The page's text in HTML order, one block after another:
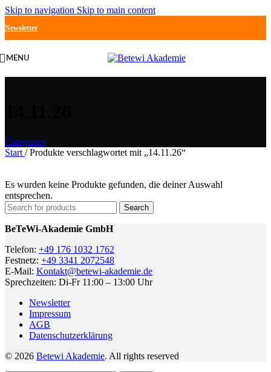
Skip to navigation Skip to main content
Newsletter
MENU
Categories
Start / Produkte verschlagwortet mit „14.11.26“
Es wurden keine Produkte gefunden, die deiner Auswahl
entsprechen.
Search
BeTeWi-Akademie GmbH
Telefon: +49 176 1032 1762
Festnetz: +49 3341 2072548
E-Mail: Kontakt@betewi-akademie.de
Sprechzeiten: Di-Fr 11:00 – 13:00 Uhr
Newsletter
Impressum
AGB
Datenschutzerklärung
© 2026 Betewi Akademie. All rights reserved